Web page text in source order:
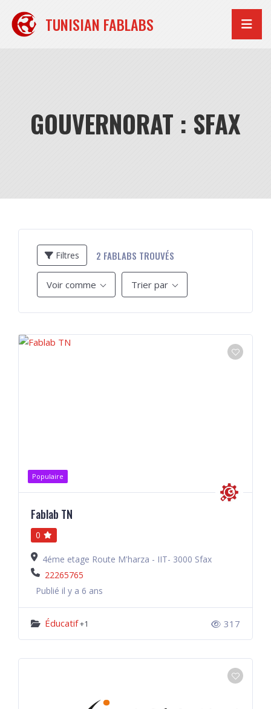
contenu
TUNISIAN FABLABS
GOUVERNORAT : SFAX
Filtres 2 FABLABS TROUVÉS
Voir comme Trier par
Populaire
Fablab TN
0
4éme etage Route M'harza - IIT- 3000 Sfax
22265765
Publié il y a 6 ans
Éducatif+1 317